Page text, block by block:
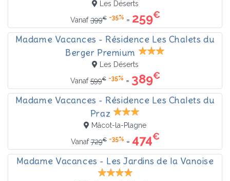
Les Déserts
Vanaf399€ -35% = 259€
Madame Vacances - Résidence Les Chalets du
Berger Premium
Les Déserts
Vanaf599€ -35% = 389€
Madame Vacances - Résidence Les Chalets du
Praz
Mâcot-la-Plagne
Vanaf729€ -35% = 474€
Madame Vacances - Les Jardins de la Vanoise